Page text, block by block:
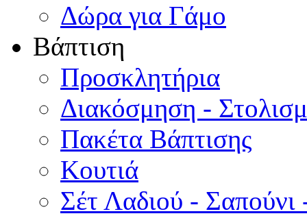
Δώρα για Γάμο
Βάπτιση
Προσκλητήρια
Διακόσμηση -
Πακέτα Βάπτισης
Κουτιά
Σέτ Λαδιού - Σαπούνι